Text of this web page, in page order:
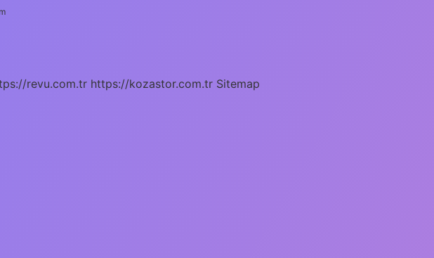
revu.com.tr https://kozastor.com.tr Sitemap